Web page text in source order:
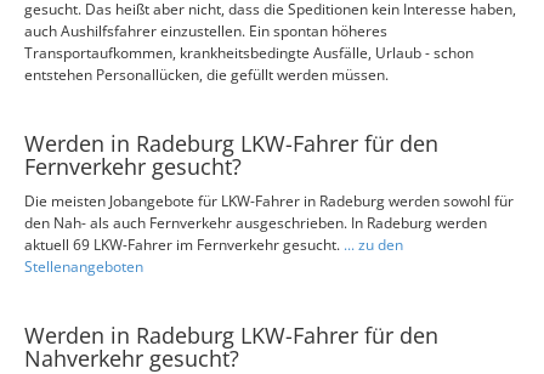
gesucht. Das heißt aber nicht, dass die Speditionen kein Interesse haben,
auch Aushilfsfahrer einzustellen. Ein spontan höheres
Transportaufkommen, krankheitsbedingte Ausfälle, Urlaub - schon
entstehen Personallücken, die gefüllt werden müssen.
Werden in Radeburg LKW-Fahrer für den
Fernverkehr gesucht?
Die meisten Jobangebote für LKW-Fahrer in Radeburg werden sowohl für
den Nah- als auch Fernverkehr ausgeschrieben. In Radeburg werden
aktuell 69 LKW-Fahrer im Fernverkehr gesucht. ... zu den
Stellenangeboten
Werden in Radeburg LKW-Fahrer für den
Nahverkehr gesucht?